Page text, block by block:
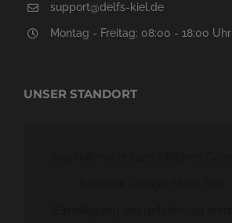
support@delfs-kiel.de
Montag - Freitag: 08:00 - 18:00 Uhr
UNSER STANDORT